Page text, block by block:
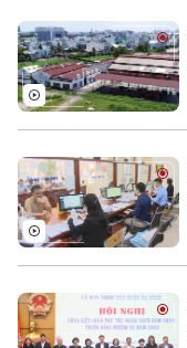
Theo dõi Hà Nội On
Âm nhạc